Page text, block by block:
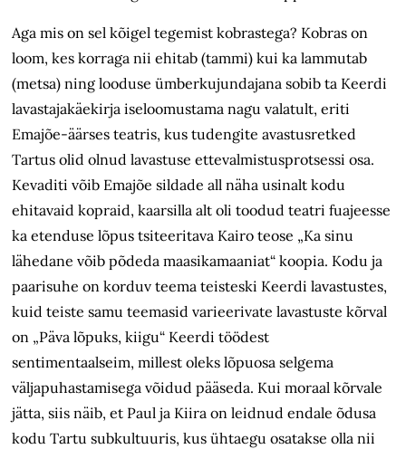
Aga mis on sel kõigel tegemist kobrastega? Kobras on
loom, kes korraga nii ehitab (tammi) kui ka lammutab
(metsa) ning looduse ümberkujundajana sobib ta Keerdi
lavastajakäekirja iseloomustama nagu valatult, eriti
Emajõe-äärses teatris, kus tudengite avastusretked
Tartus olid olnud lavastuse ettevalmistusprotsessi osa.
Kevaditi võib Emajõe sildade all näha usinalt kodu
ehitavaid kopraid, kaarsilla alt oli toodud teatri fuajeesse
ka etenduse lõpus tsiteeritava Kairo teose „Ka sinu
lähedane võib põdeda maasikamaaniat“ koopia. Kodu ja
paarisuhe on korduv teema teisteski Keerdi lavastustes,
kuid teiste samu teemasid varieerivate lavastuste kõrval
on „Päva lõpuks, kiigu“ Keerdi töödest
sentimentaalseim, millest oleks lõpuosa selgema
väljapuhastamisega võidud pääseda. Kui moraal kõrvale
jätta, siis näib, et Paul ja Kiira on leidnud endale õdusa
kodu Tartu subkultuuris, kusühtaegu osatakse olla nii